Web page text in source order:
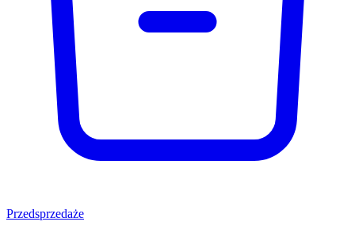
Przedsprzedaże